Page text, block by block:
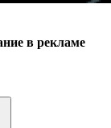
в рекламе